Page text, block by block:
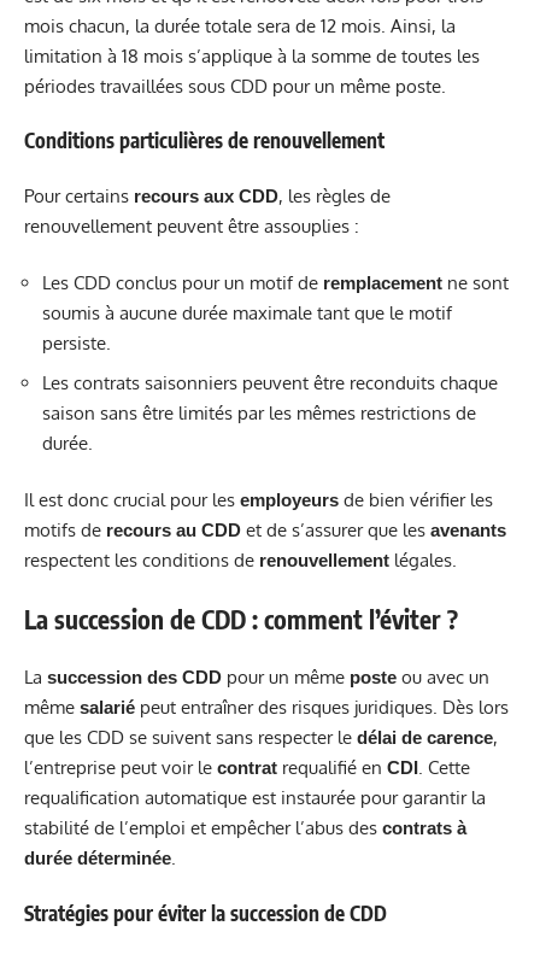
mois chacun, la durée totale sera de 12 mois. Ainsi, la
limitation à 18 mois s’applique à la somme de toutes les
périodes travaillées sous CDD pour un même poste.
Conditions particulières de renouvellement
Pour certains recours aux CDD, les règles de
renouvellement peuvent être assouplies :
Les CDD conclus pour un motif de remplacement ne sont
soumis à aucune durée maximale tant que le motif
persiste.
Les contrats saisonniers peuvent être reconduits chaque
saison sans être limités par les mêmes restrictions de
durée.
Il est donc crucial pour les employeurs de bien vérifier les
motifs de recours au CDD et de s’assurer que les avenants
respectent les conditions de renouvellement légales.
La succession de CDD : comment l’éviter ?
La succession des CDD pour un même poste ou avec un
même salarié peut entraîner des risques juridiques. Dès lors
que les CDD se suivent sans respecter le délai de carence,
l’entreprise peut voir le contrat requalifié en CDI . Cette
requalification automatique est instaurée pour garantir la
stabilité de l’emploi et empêcher l’abus des contrats à
durée déterminée.
Stratégies pour éviter la succession de CDD